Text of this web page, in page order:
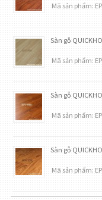
Mã sản phẩm:
Sàn gỗ
Mã sản phẩm:
Sàn gỗ
Mã sản phẩm:
Sàn gỗ
Mã sản phẩm: